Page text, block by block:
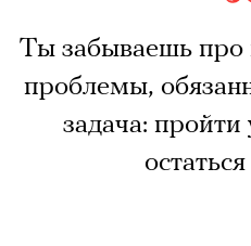
Ты забываешь про
проблемы,
задача: пройти